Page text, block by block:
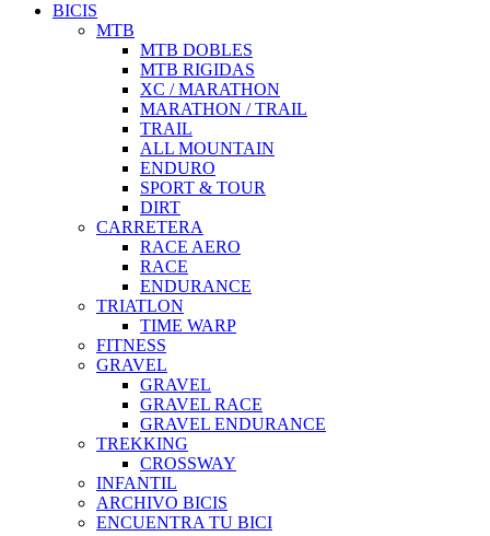
BICIS
MTB
MTB DOBLES
MTB RIGIDAS
XC / MARATHON
MARATHON / TRAIL
TRAIL
ALL MOUNTAIN
ENDURO
SPORT & TOUR
DIRT
CARRETERA
RACE AERO
RACE
ENDURANCE
TRIATLON
TIME WARP
FITNESS
GRAVEL
GRAVEL
GRAVEL RACE
GRAVEL ENDURANCE
TREKKING
CROSSWAY
INFANTIL
ARCHIVO BICIS
ENCUENTRA TU BICI